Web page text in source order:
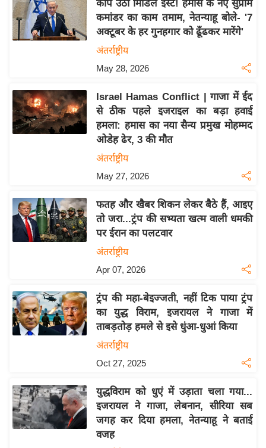
त
वि
शे
रा
य
ब
क्रि
के
ट
L
2
0
2
इ
म
ई
कांप उठा मिडिल ईस्ट! हमास के नए सुप्रीम
कमांडर का काम तमाम, नेतन्याहू बोले- '7
अक्टूबर के हर गुनहगार को ढूँढकर मारेंगे'
अंतर्राष्ट्रीय
May 28, 2026
Israel Hamas Conflict | गाजा में ईद
से ठीक पहले इजराइल का बड़ा हवाई
हमला: हमास का नया सैन्य प्रमुख मोहम्मद
ओडेह ढेर, 3 की मौत
अंतर्राष्ट्रीय
May 27, 2026
फतह और खैबर शिकन लेकर बैठे हैं, आइए
तो जरा...ट्रंप की सभ्यता खत्म वाली धमकी
पर ईरान का पलटवार
अंतर्राष्ट्रीय
Apr 07, 2026
ट्रंप की महा-बेइज्जती, नहीं टिक पाया ट्रंप
का युद्ध विराम, इजरायल ने गाजा में
ताबड़तोड़ हमले से इसे धुंआ-धुआं किया
अंतर्राष्ट्रीय
Oct 27, 2025
युद्धविराम को धुएं में उड़ाता चला गया...
इजरायल ने गाजा, लेबनान, सीरिया सब
जगह कर दिया हमला, नेतन्याहू ने बताई
वजह